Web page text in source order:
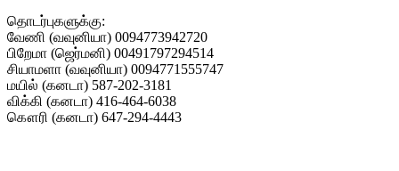
தொடர்புகளுக்கு:
வேணி (வவுனியா) 0094773942720
பிறேமா (ஜெர்மனி) 00491797294514
சியாமளா (வவுனியா) 0094771555747
மயில் (கனடா) 587-202-3181
விக்கி (கனடா) 416-464-6038
கௌரி (கனடா) 647-294-4443